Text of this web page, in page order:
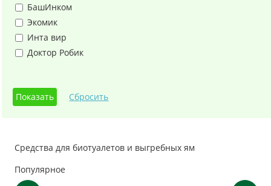
БашИнком
Экомик
Инта вир
Доктор Робик
Средства для биотуалетов и выгребных ям
Популярное